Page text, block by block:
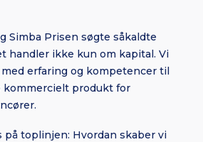
Simba Prisen søgte såkaldte
handler ikke kun om kapital. Vi
med erfaring og kompetencer til
kommercielt produkt for
på toplinjen: Hvordan skaber vi